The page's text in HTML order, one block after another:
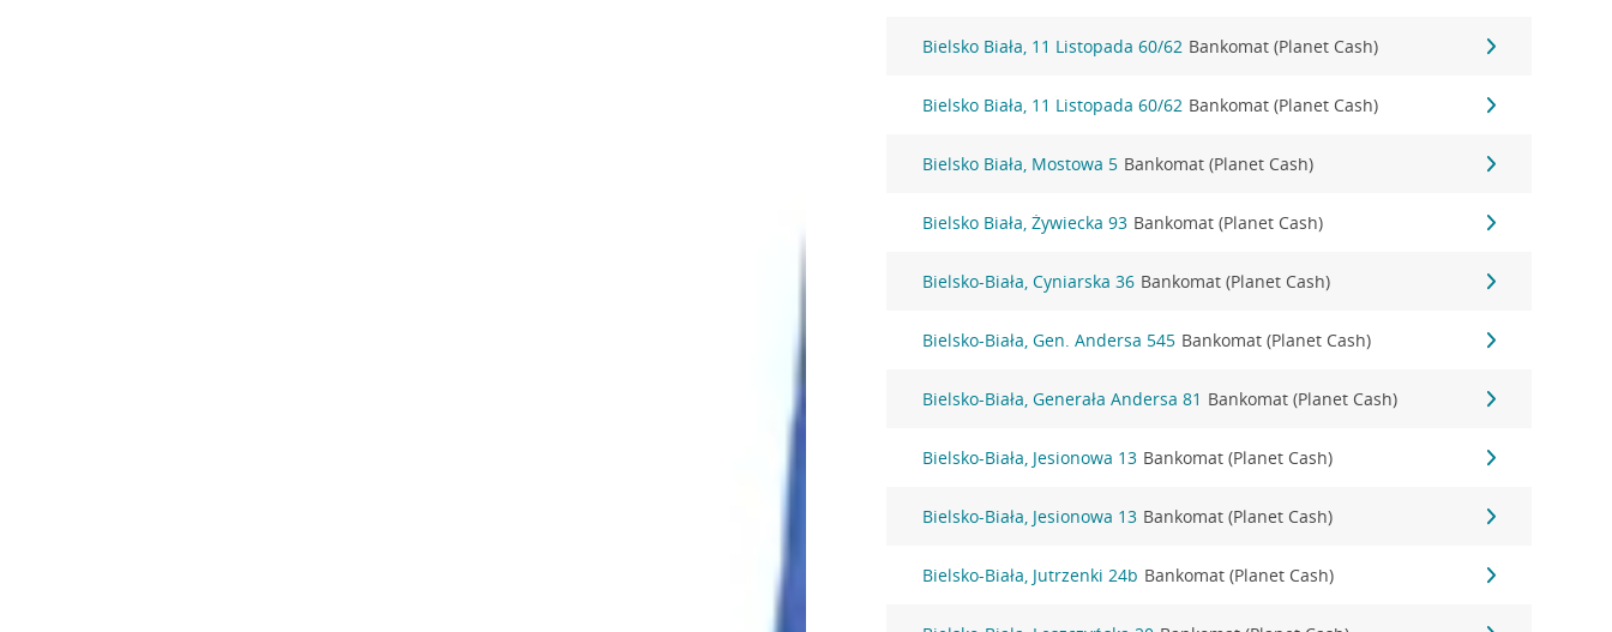
Bielsko Biała, 11 Listopada 60/62 Bankomat (Planet Cash)
Bielsko Biała, 11 Listopada 60/62 Bankomat (Planet Cash)
Bielsko Biała, Mostowa 5 Bankomat (Planet Cash)
Bielsko Biała, Żywiecka 93 Bankomat (Planet Cash)
Bielsko-Biała, Cyniarska 36 Bankomat (Planet Cash)
Bielsko-Biała, Gen. Andersa 545 Bankomat (Planet Cash)
Bielsko-Biała, Generała Andersa 81 Bankomat (Planet Cash)
Bielsko-Biała, Jesionowa 13 Bankomat (Planet Cash)
Bielsko-Biała, Jesionowa 13 Bankomat (Planet Cash)
Bielsko-Biała, Jutrzenki 24b Bankomat (Planet Cash)